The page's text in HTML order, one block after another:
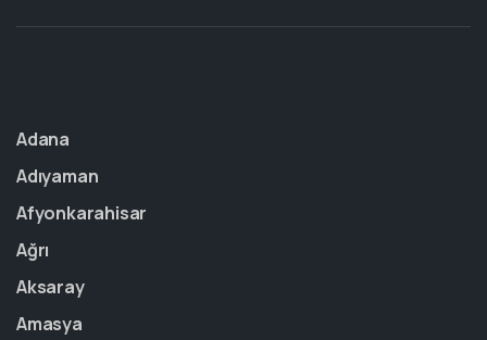
Adana
Adıyaman
Afyonkarahisar
Ağrı
Aksaray
Amasya